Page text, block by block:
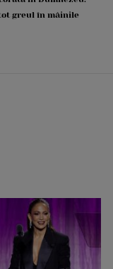
greul în mâinile